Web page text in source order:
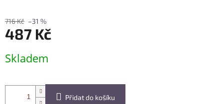
716 Kč –31 %
487 Kč
cena:
Skladem
Přidat do košíku